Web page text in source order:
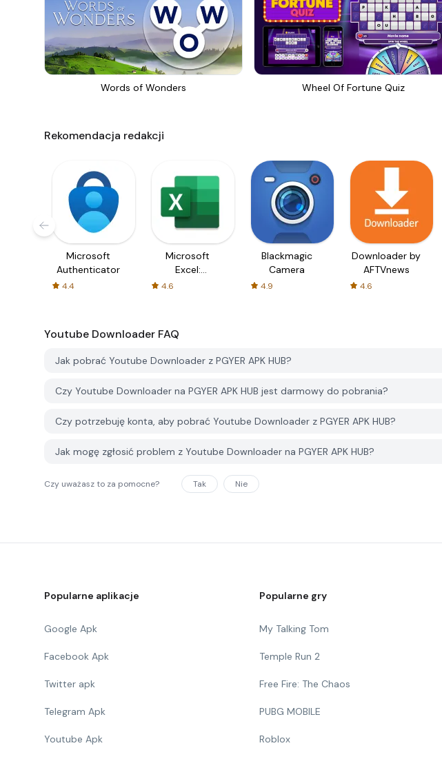
Words of Wonders Wheel Of Fortune Quiz
Rekomendacja redakcji
Microsoft
Authenticator
4.4
Microsoft
Excel:
Spreadsheets
4.6
Blackmagic
Camera
4.9
Downloader by
AFTVnews
4.6
Youtube Downloader FAQ
Jak pobrać Youtube Downloader z PGYER APK HUB?
Czy Youtube Downloader na PGYER APK HUB jest darmowy do pobrania?
Czy potrzebuję konta, aby pobrać Youtube Downloader z PGYER APK HUB?
Jak mogę zgłosić problem z Youtube Downloader na PGYER APK HUB?
Czy uważasz to za pomocne? Tak Nie
Popularne aplikacje
Google Apk
Facebook Apk
Twitter apk
Telegram Apk
Youtube Apk
Popularne gry
My Talking Tom
Temple Run 2
Free Fire: The Chaos
PUBG MOBILE
Roblox